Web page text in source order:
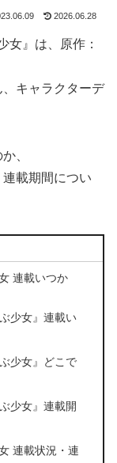
2026.06.28
女』は、原作：
キャラクターデ
、
載期間につい
連載いつか
少女』連載い
少女』どこで
少女』連載開
連載状況・連